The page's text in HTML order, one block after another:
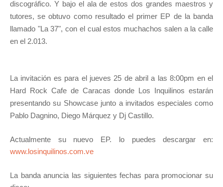
discográfico. Y bajo el ala de estos dos grandes maestros y
tutores, se obtuvo como resultado el primer EP de la banda
llamado "La 37", con el cual estos muchachos salen a la calle
en el 2.013.
La invitación es para el jueves 25 de abril a las 8:00pm en el
Hard Rock Cafe de Caracas donde Los Inquilinos estarán
presentando su Showcase junto a invitados especiales como
Pablo Dagnino, Diego Márquez y Dj Castillo.
Actualmente su nuevo EP. lo puedes descargar en:
www.losinquilinos.com.ve
La banda anuncia las siguientes fechas para promocionar su